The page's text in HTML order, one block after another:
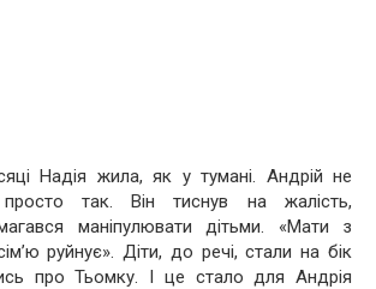
Надія жила, як у тумані. Андрій не
так. Він тиснув на жалість,
маніпулювати дітьми. «Мати з
руйнує». Діти, до речі, стали на бік
про Тьомку. І це стало для Андрія